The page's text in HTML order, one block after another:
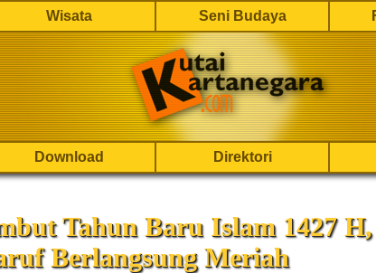
Wisata Seni Budaya
Download Direktori
Tahun Baru Islam 1427
Berlangsung Meriah